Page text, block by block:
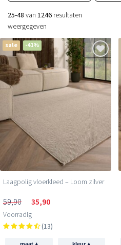
25-48 van 1246 resultaten
weergegeven
sale -41%
Laagpolig vloerkleed – Loom zilver
59,90 35,90
Voorradig
(13)